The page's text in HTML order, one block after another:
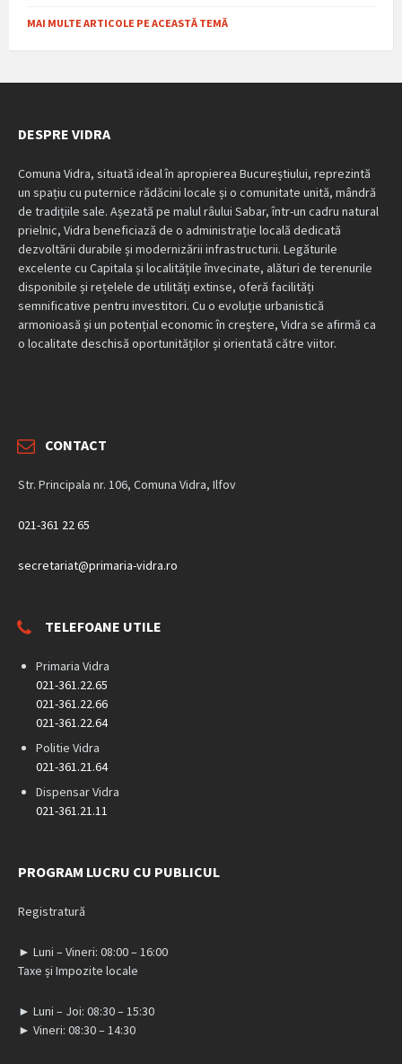
MAI MULTE ARTICOLE PE ACEASTĂ TEMĂ
DESPRE VIDRA
Comuna Vidra, situată ideal în apropierea Bucureștiului, reprezintă
un spațiu cu puternice rădăcini locale și o comunitate unită, mândră
de tradițiile sale. Așezată pe malul râului Sabar, într-un cadru natural
prielnic, Vidra beneficiază de o administrație locală dedicată
dezvoltării durabile și modernizării infrastructurii. Legăturile
excelente cu Capitala și localitățile învecinate, alături de terenurile
disponibile și rețelele de utilități extinse, oferă facilități
semnificative pentru investitori. Cu o evoluție urbanistică
armonioasă și un potențial economic în creștere, Vidra se afirmă ca
o localitate deschisă oportunităților și orientată către viitor.
CONTACT
Str. Principala nr. 106, Comuna Vidra, Ilfov
021-361 22 65
secretariat@primaria-vidra.ro
TELEFOANE UTILE
Primaria Vidra
021-361.22.65
021-361.22.66
021-361.22.64
Politie Vidra
021-361.21.64
Dispensar Vidra
021-361.21.11
PROGRAM LUCRU CU PUBLICUL
Registratură
► Luni – Vineri: 08:00 – 16:00
Taxe și Impozite locale
► Luni – Joi: 08:30 – 15:30
► Vineri: 08:30 – 14:30